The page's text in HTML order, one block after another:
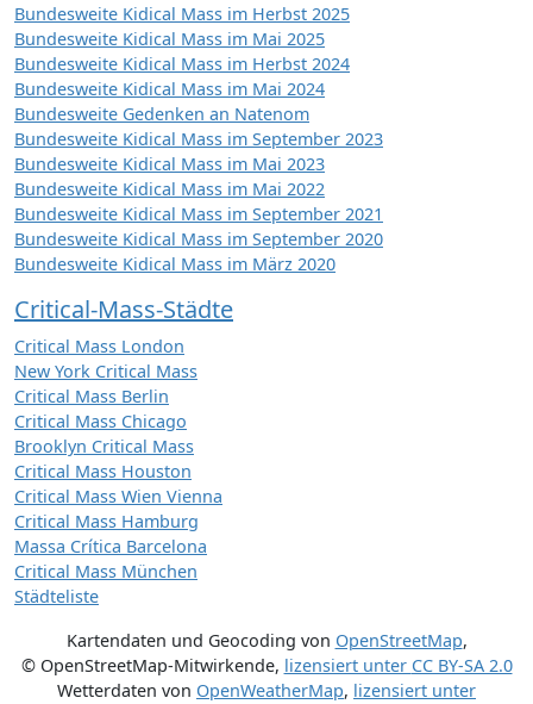
Bundesweite Kidical Mass im Herbst 2025
Bundesweite Kidical Mass im Mai 2025
Bundesweite Kidical Mass im Herbst 2024
Bundesweite Kidical Mass im Mai 2024
Bundesweite Gedenken an Natenom
Bundesweite Kidical Mass im September 2023
Bundesweite Kidical Mass im Mai 2023
Bundesweite Kidical Mass im Mai 2022
Bundesweite Kidical Mass im September 2021
Bundesweite Kidical Mass im September 2020
Bundesweite Kidical Mass im März 2020
Critical-Mass-Städte
Critical Mass London
New York Critical Mass
Critical Mass Berlin
Critical Mass Chicago
Brooklyn Critical Mass
Critical Mass Houston
Critical Mass Wien Vienna
Critical Mass Hamburg
Massa Crítica Barcelona
Critical Mass München
Städteliste
Kartendaten und Geocoding von OpenStreetMap,
© OpenStreetMap-Mitwirkende, lizensiert unter CC BY-SA 2.0
Wetterdaten von OpenWeatherMap, lizensiert unter